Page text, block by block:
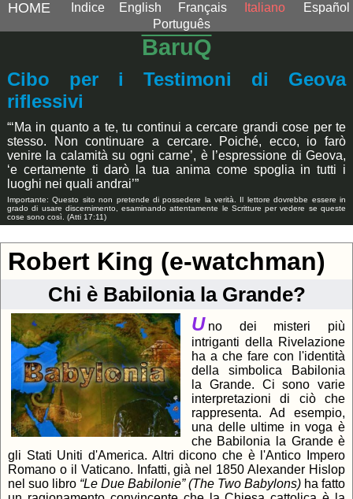
HOME Indice English Français Italiano
Español
Português
BaruQ
Cibo per i Testimoni di Geova
riflessivi
“‘Ma in quanto a te, tu continui a cercare grandi cose per te
stesso. Non continuare a cercare. Poiché, ecco, io farò
venire la calamità su ogni carne’, è l’espressione di Geova,
‘e certamente ti darò la tua anima come spoglia in tutti i
luoghi nei quali andrai’”
Importante: Questo sito non pretende di possedere la verità. Il lettore dovrebbe essere in
grado di usare discernimento, esaminando attentamente le Scritture per vedere se queste
cose sono così. (Atti 17:11)
Robert King (e-watchman)
Chi è Babilonia la Grande?
U no dei misteri più
intriganti della Rivelazione
ha a che fare con l'identità
della simbolica Babilonia
la Grande. Ci sono varie
interpretazioni di ciò che
rappresenta. Ad esempio,
una delle ultime in voga è
che Babilonia la Grande è
gli Stati Uniti d'America. Altri dicono che è l'Antico Impero
Romano o il Vaticano. Infatti, già nel 1850 Alexander Hislop
nel suo libro “Le Due Babilonie” (The Two Babylons) ha fatto